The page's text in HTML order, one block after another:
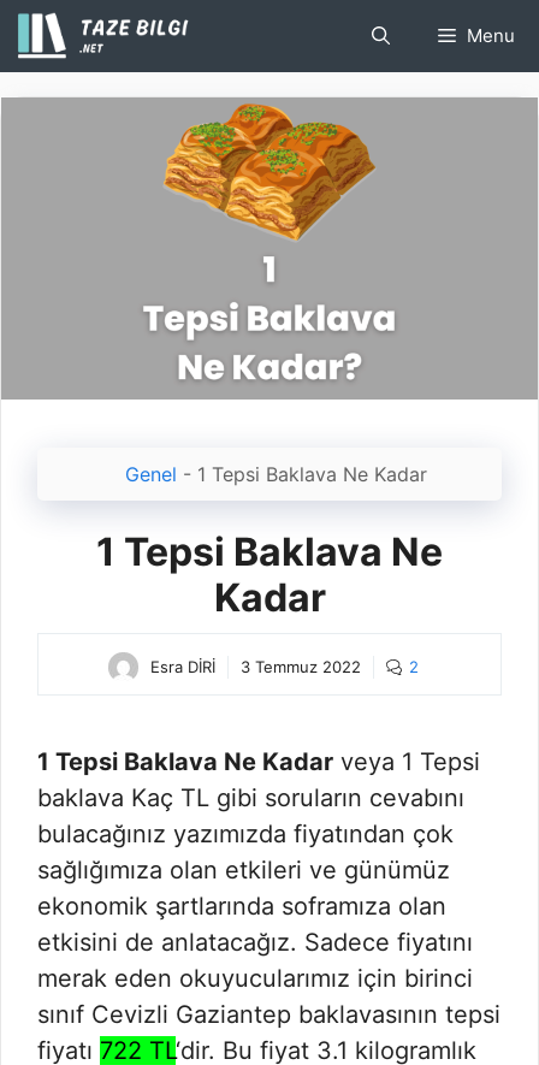
İçeriğe
atla
Menu
Genel - 1 Tepsi Baklava Ne Kadar
1 Tepsi Baklava Ne
Kadar
Esra DİRİ 3 Temmuz 2022 2
1 Tepsi Baklava Ne Kadar veya 1 Tepsi
baklava Kaç TL gibi soruların cevabını
bulacağınız yazımızda fiyatından çok
sağlığımıza olan etkileri ve günümüz
ekonomik şartlarında soframıza olan
etkisini de anlatacağız. Sadece fiyatını
merak eden okuyucularımız için birinci
sınıf Cevizli Gaziantep baklavasının tepsi
fiyatı 722 TL‘dir. Bu fiyat 3.1 kilogramlık